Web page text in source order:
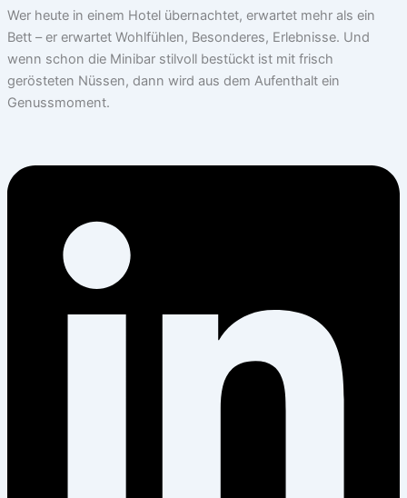
Wer heute in einem Hotel übernachtet, erwartet mehr als ein
Bett – er erwartet Wohlfühlen, Besonderes, Erlebnisse. Und
wenn schon die Minibar stilvoll bestückt ist mit frisch
gerösteten Nüssen, dann wird aus dem Aufenthalt ein
Genussmoment.